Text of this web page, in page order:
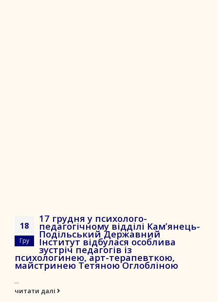
18
Гру
17 грудня у психолого-
педагогічному відділі Кам’янець-
Подільський Державний
Інститут відбулася особлива
зустріч педагогів із
психологинею, арт-терапевткою,
майстринею Тетяною Оглобліною
...
читати далі